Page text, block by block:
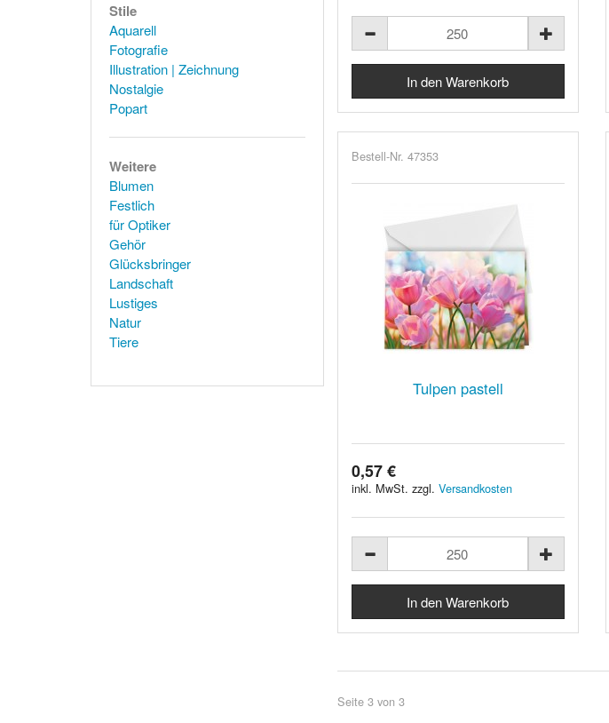
Bestell-Nr. 47353
Tulpen pastell
0,57 €
inkl. MwSt. zzgl. Versandkosten
Seite 3 von 3
Stile
Aquarell
Fotografie
Illustration | Zeichnung
Nostalgie
Popart
Weitere
Blumen
Festlich
für Optiker
Gehör
Glücksbringer
Landschaft
Lustiges
Natur
Tiere